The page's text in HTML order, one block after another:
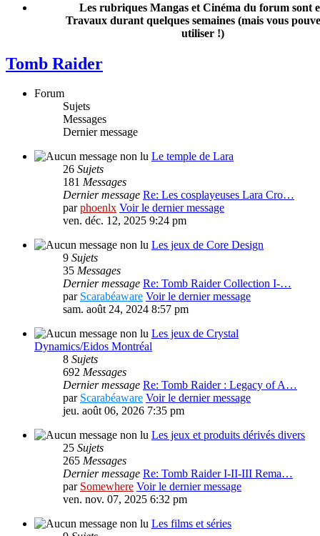
Les rubriques Mangas et Cinéma du forum sont
Travaux durant quelques semaines (mais vous
utiliser !)
Tomb Raider
Forum
Sujets
Messages
Dernier message
Le temple de Lara
26 Sujets
181 Messages
Dernier message Re: Les cosplayeuses Lara Cro…
parphoenlx Voir le dernier message
ven. déc. 12, 2025 9:24 pm
Les jeux de Core Design
9 Sujets
35 Messages
Dernier message Re: Tomb Raider Collection I-…
par Scarabéaware Voir le dernier message
sam. août 24, 2024 8:57 pm
Les jeux de Crystal
Dynamics/Eidos Montréal
8 Sujets
692 Messages
Dernier message Re: Tomb Raider : Legacy of A…
par Scarabéaware Voir le dernier message
jeu. août 06, 2026 7:35 pm
Les jeux et produits dérivés divers
25 Sujets
265 Messages
Dernier message Re: Tomb Raider I-II-III Rema…
par Somewhere Voir le dernier message
ven. nov. 07, 2025 6:32 pm
Les films et séries